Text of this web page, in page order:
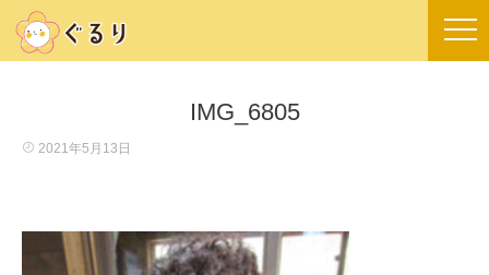
IMG_6805
2021年5月13日